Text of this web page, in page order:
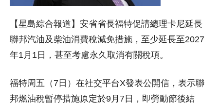
【星島綜合報道】安省省長福特促請總理卡尼延長
聯邦汽油及柴油消費稅減免措施，至少延長至2027
年1月1日，甚至考慮永久取消有關稅項。
福特周五（7日）在社交平台X發表公開信，表示聯
邦燃油稅暫停措施原定於9月7日，即勞動節後結